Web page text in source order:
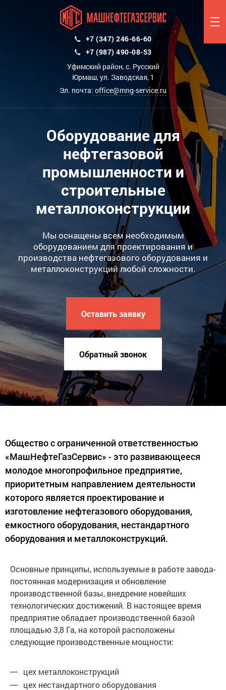
+7 (347) 246-66-60
+7 (987) 490-08-53
Уфимский район, с. Русский
Юрмаш, ул. Заводская, 1
Эл. почта: office@mng-service.ru
Оборудование для
нефтегазовой
промышленности и
строительные
металлоконструкции
Мы оснащены всем необходимым
оборудованием для проектирования и
производства нефтегазового оборудования и
металлоконструкций любой сложности.
Оставить заявку
Обратный звонок
Общество с ограниченной ответственностью
«МашНефтеГазСервис» - это развивающееся
молодое многопрофильное предприятие,
приоритетным направлением деятельности
которого является проектирование и
изготовление нефтегазового оборудования,
емкостного оборудования, нестандартного
оборудования и металлоконструкций.
Основные принципы, используемые в работе завода-
постоянная модернизация и обновление
производственной базы, внедрение новейших
технологических достижений. В настоящее время
предприятие обладает производственной базой
площадью 3,8 Га, на которой расположены
следующие производственные мощности:
цех металлоконструкций
цех нестандартного оборудования